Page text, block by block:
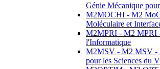
Génie Mécanique
M2MOCHI - M2
Moléculaire et
M2MPRI - M2 MPRI
l'Informatique
M2MSV - M2 MSV -
pour les Sciences du